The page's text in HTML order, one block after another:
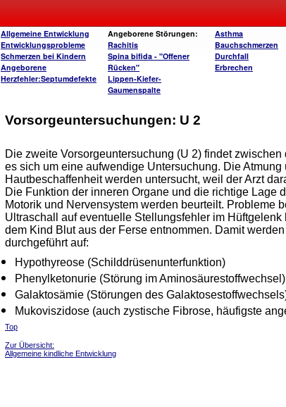
Allgemeine Entwicklung
Entwicklungsprobleme
Schmerzen bei Kindern
Angeborene
Herzfehler:Septumdefekte
Angeborene Störungen:
Rachitis
Spina bifida - "Offener
Rücken"
Lippen-Kiefer-
Gaumenspalte
Asthma
Bauchschmerzen
Durchfall
Erbrechen
Vorsorgeuntersuchungen: U 2
Die zweite Vorsorgeuntersuchung (U 2) findet
es sich um eine aufwendige Untersuchung. Die Atmung
Hautbeschaffenheit werden untersucht, weil der Arzt
Die Funktion der inneren Organe und die richtige Lage
Motorik und Nervensystem werden beurteilt. Probleme
Ultraschall auf eventuelle Stellungsfehler im
dem Kind Blut aus der Ferse entnommen. Damit
durchgeführt auf:
Hypothyreose (Schilddrüsenunterfunktion)
Phenylketonurie (Störung im
Galaktosämie (Störungen des
Mukoviszidose (auch zystische Fibrose, häufigste
Top
Zur Übersicht:
Allgemeine kindliche Entwicklung